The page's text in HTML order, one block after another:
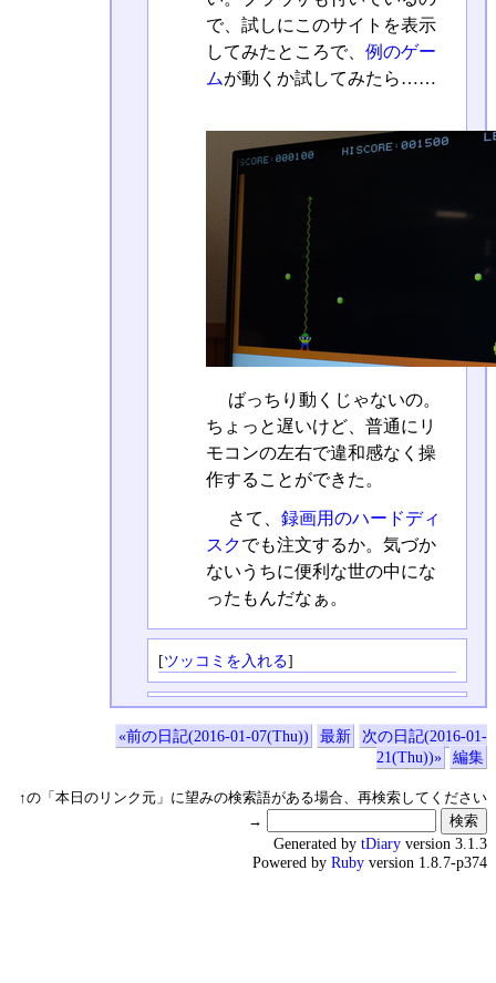
で、試しにこのサイトを表示
してみたところで、 例のゲー
ムが動くか試してみたら……
ばっちり動くじゃないの。
ちょっと遅いけど、普通にリ
モコンの左右で違和感なく操
作することができた。
さて、 録画用のハードディ
スクでも注文するか。気づか
ないうちに便利な世の中にな
ったもんだなぁ。
[ツッコミを入れる]
«前の日記(2016-01-07(Thu)) 最新
次の日記(2016-01-
21(Thu))»
編集
↑の「本日のリンク元」に望みの検索語がある場合、再検索してください
→
Generated by tDiary version 3.1.3
Powered by Ruby version 1.8.7-p374